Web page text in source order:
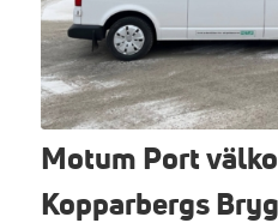
Motum Port
Kopparbergs